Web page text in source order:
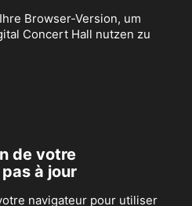
Browser-Version, um
Concert Hall nutzen zu
de votre
à jour
navigateur pour utiliser